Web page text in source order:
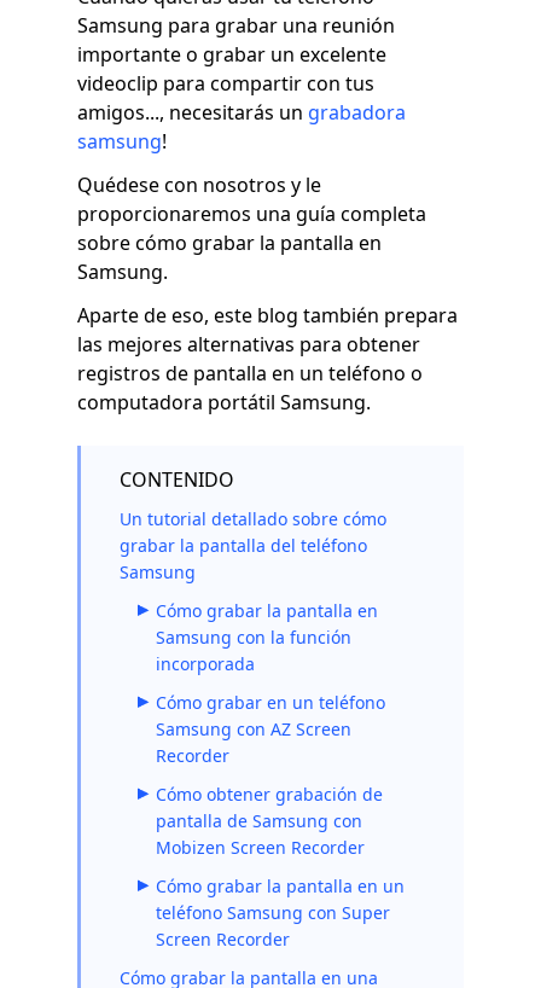
Samsung para grabar una reunión
importante o grabar un excelente
videoclip para compartir con tus
amigos..., necesitarás un grabadora
samsung!
Quédese con nosotros y le
proporcionaremos una guía completa
sobre cómo grabar la pantalla en
Samsung.
Aparte de eso, este blog también prepara
las mejores alternativas para obtener
registros de pantalla en un teléfono o
computadora portátil Samsung.
CONTENIDO
Un tutorial detallado sobre cómo
grabar la pantalla del teléfono
Samsung
Cómo grabar la pantalla en
Samsung con la función
incorporada
Cómo grabar en un teléfono
Samsung con AZ Screen
Recorder
Cómo obtener grabación de
pantalla de Samsung con
Mobizen Screen Recorder
Cómo grabar la pantalla en un
teléfono Samsung con Super
Screen Recorder
Cómo grabar la pantalla en una